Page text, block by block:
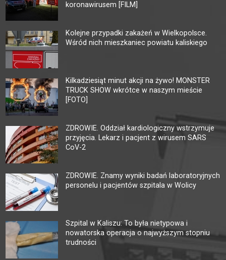
koronawirusem [FILM]
Kolejne przypadki zakażeń w Wielkopolsce.
Wśród nich mieszkaniec powiatu kaliskiego
Kilkadziesiąt minut akcji na żywo! MONSTER
TRUCK SHOW wkrótce w naszym mieście
[FOTO]
ZDROWIE. Oddział kardiologiczny wstrzymuje
przyjęcia. Lekarz i pacjent z wirusem SARS
CoV-2
ZDROWIE. Znamy wyniki badań laboratoryjnych
personelu i pacjentów szpitala w Wolicy
Szpital w Kaliszu: To była nietypowa i
nowatorska operacja o najwyższym stopniu
trudności